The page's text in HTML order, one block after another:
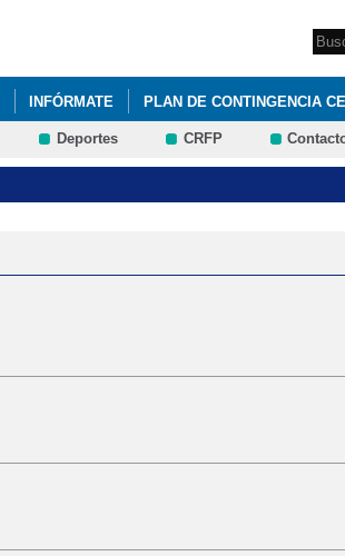
INFÓRMATE PLAN DE CONTINGENCIA
Deportes CRFP